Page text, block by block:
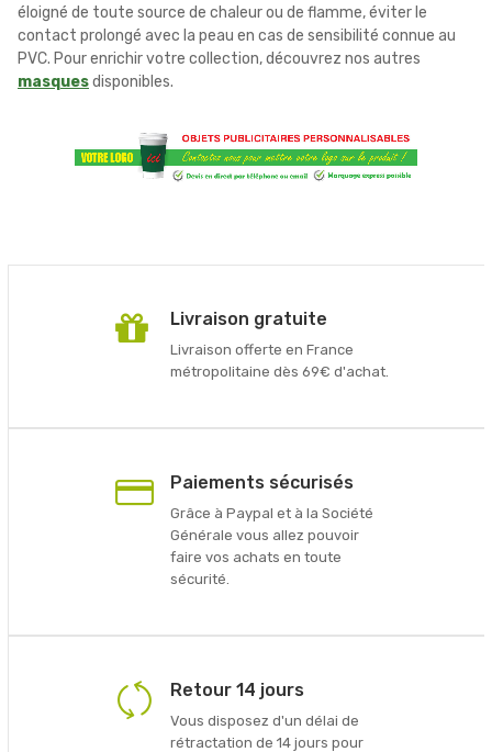
éloigné de toute source de chaleur ou de flamme, éviter le
contact prolongé avec la peau en cas de sensibilité connue au
PVC. Pour enrichir votre collection, découvrez nos autres
masquesdisponibles.
Livraison gratuite
Livraison offerte en France
métropolitaine dès 69€ d'achat.
Paiements sécurisés
Grâce à Paypal et à la Société
Générale vous allez pouvoir
faire vos achats en toute
sécurité.
Retour 14 jours
Vous disposez d'un délai de
rétractation de 14 jours pour